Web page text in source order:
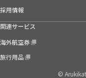
採用情報
関連サービス
海外航空券
旅行用品
©